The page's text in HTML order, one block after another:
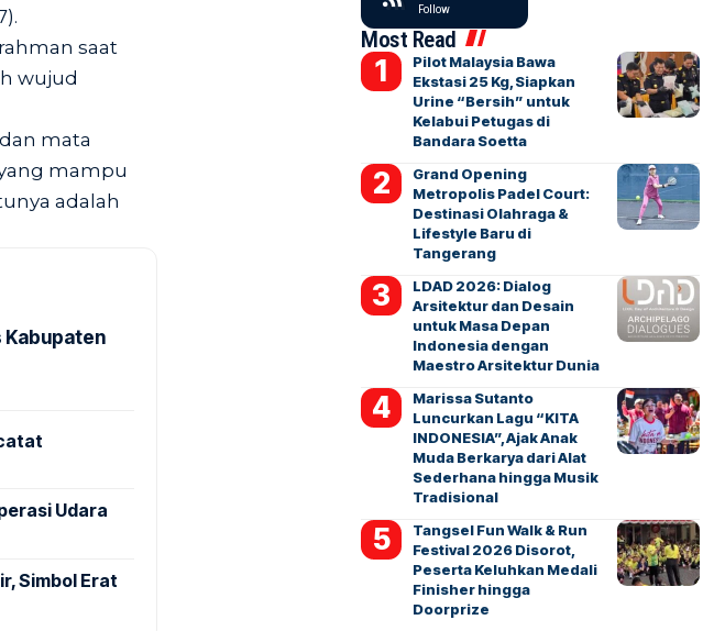
saat
wujud
mata
mampu
adalah
Kabupaten
Udara
Simbol Erat
Follow
Most Read
Pilot Malaysia Bawa
Ekstasi 25 Kg, Siapkan
Urine “Bersih” untuk
Kelabui Petugas di
Bandara Soetta
Grand Opening
Metropolis Padel Court:
Destinasi Olahraga &
Lifestyle Baru di
Tangerang
LDAD 2026: Dialog
Arsitektur dan Desain
untuk Masa Depan
Indonesia dengan
Maestro Arsitektur Dunia
Marissa Sutanto
Luncurkan Lagu “KITA
INDONESIA”, Ajak Anak
Muda Berkarya dari Alat
Sederhana hingga Musik
Tradisional
Tangsel Fun Walk & Run
Festival 2026 Disorot,
Peserta Keluhkan Medali
Finisher hingga
Doorprize